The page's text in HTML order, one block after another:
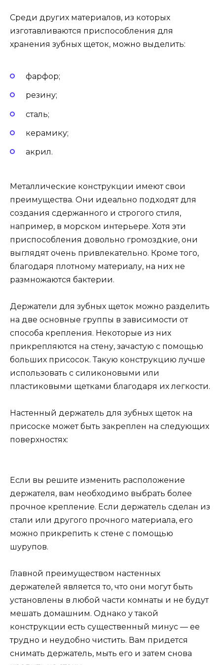
Среди других материалов, из которых
изготавливаются приспособления для
хранения зубных щеток, можно выделить:
фарфор;
резину;
сталь;
керамику;
акрил.
Металлические конструкции имеют свои
преимущества. Они идеально подходят для
создания сдержанного и строгого стиля,
например, в морском интерьере. Хотя эти
приспособления довольно громоздкие, они
выглядят очень привлекательно. Кроме того,
благодаря плотному материалу, на них не
размножаются бактерии.
Держатели для зубных щеток можно разделить
на две основные группы в зависимости от
способа крепления. Некоторые из них
прикрепляются на стену, зачастую с помощью
больших присосок. Такую конструкцию лучше
использовать с силиконовыми или
пластиковыми щетками благодаря их легкости.
Настенный держатель для зубных щеток на
присоске может быть закреплен на следующих
поверхностях:
Если вы решите изменить расположение
держателя, вам необходимо выбрать более
прочное крепление. Если держатель сделан из
стали или другого прочного материала, его
можно прикрепить к стене с помощью
шурупов.
Главной преимуществом настенных
держателей является то, что они могут быть
установлены в любой части комнаты и не будут
мешать домашним. Однако у такой
конструкции есть существенный минус — ее
трудно и неудобно чистить. Вам придется
снимать держатель, мыть его и затем снова